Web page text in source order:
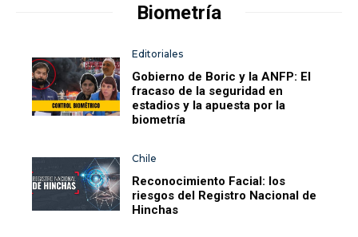
Biometría
Editoriales
Gobierno de Boric y la ANFP: El
fracaso de la seguridad en
estadios y la apuesta por la
biometría
Chile
Reconocimiento Facial: los
riesgos del Registro Nacional de
Hinchas